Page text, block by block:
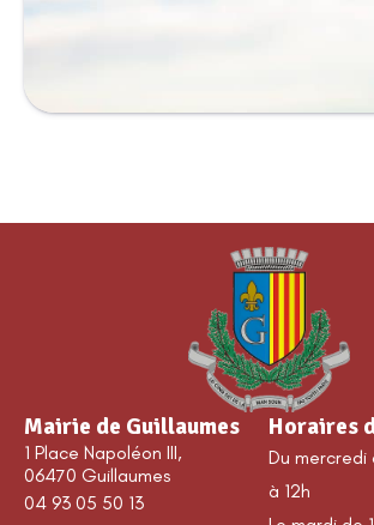
Mairie de Guillaumes
1 Place Napoléon III,
06470 Guillaumes
04 93 05 50 13
Horaires
Du mercredi
à 12h